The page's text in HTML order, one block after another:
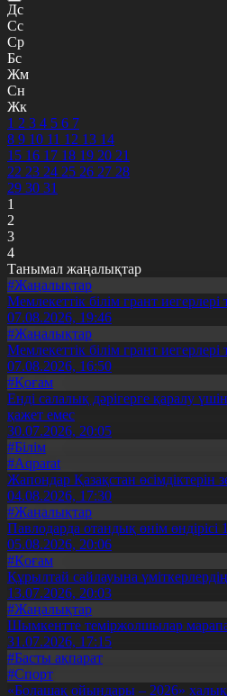
Дс
Сс
Ср
Бс
Жм
Сн
Жк
1 2 3 4 5 6 7
8 9 10 11 12 13 14
15 16 17 18 19 20 21
22 23 24 25 26 27 28
29 30 31
1
2
3
4
Танымал жаңалықтар
#Жаңалықтар
Мемлекеттік білім грант иегерлері
07.08.2026, 19:46
#Жаңалықтар
Мемлекеттік білім грант иегерлері
07.08.2026, 16:50
#Қоғам
Енді салалық дәрігерге қаралу
қажет емес
30.07.2026, 20:05
#Білім
#Aqparat
Жапондар Қазақстан өсімдіктерін
04.08.2026, 17:30
#Жаңалықтар
Павлодарда отандық өнім өндірісі
05.08.2026, 20:06
#Қоғам
Құрылтай сайлауына үміткерлердің
13.07.2026, 20:03
#Жаңалықтар
Шымкентте теміржолшылар
31.07.2026, 17:15
#Басты ақпарат
#Спорт
«Болашақ ойындары – 2026»